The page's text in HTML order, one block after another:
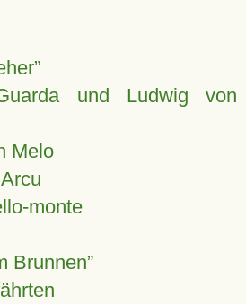
und Ludwig von
Melo
monte
Brunnen